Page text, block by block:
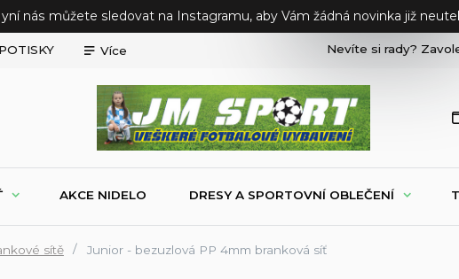
nás můžete sledovat na Instagramu, aby Vám žádná novinka již
POTISKY Více Nevíte si rady?
AKCE NIDELO DRESY A SPORTOVNÍ OBLEČENÍ
sítě Junior - bezuzlová PP 4mm branková síť